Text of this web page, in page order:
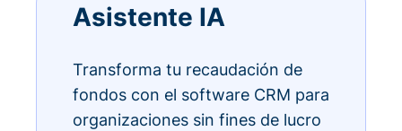
Asistente IA
Transforma tu recaudación de
fondos con el software CRM para
organizaciones sin fines de lucro